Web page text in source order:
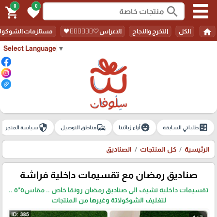
Select Language ▼
search
0
favorite
0
shopping_cart
home الكل التخرج والنجاح الاعراس🤍🤵🏻‍♀️👰🏻‍♀️🖤 مستلزمات
ballotطلباتي السابقة emoji_emotionsآراء زبائننا commuteمناطق التوصيل securityسياسة المتجر
الرئيسية كل المنتجات الصناديق
صناديق رمضان مع تقسيمات داخلية فراشة
تقسيمات داخلية تشيف الى صناديق رمضان رونقا خاص .. مقاس٥*٥ ..
لتغليف الشوكولاتة وغيرها من المنتجات